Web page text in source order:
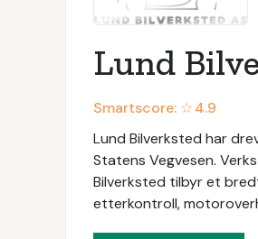
Lund
Smartscore: ☆4.9
Lund Bilverksted har
Statens Vegvesen.
Bilverksted tilbyr et
etterkontroll,